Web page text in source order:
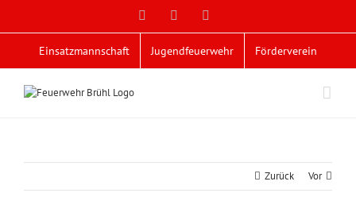
Facebook
Einsatzmannschaft Jugendfeuerwehr Förderverein
Zurück Vor